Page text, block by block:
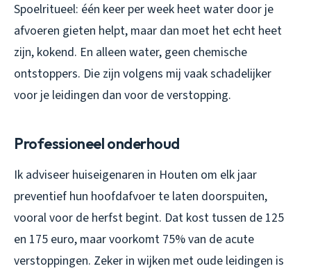
Spoelritueel: één keer per week heet water door je
afvoeren gieten helpt, maar dan moet het echt heet
zijn, kokend. En alleen water, geen chemische
ontstoppers. Die zijn volgens mij vaak schadelijker
voor je leidingen dan voor de verstopping.
Professioneel onderhoud
Ik adviseer huiseigenaren in Houten om elk jaar
preventief hun hoofdafvoer te laten doorspuiten,
vooral voor de herfst begint. Dat kost tussen de 125
en 175 euro, maar voorkomt 75% van de acute
verstoppingen. Zeker in wijken met oude leidingen is